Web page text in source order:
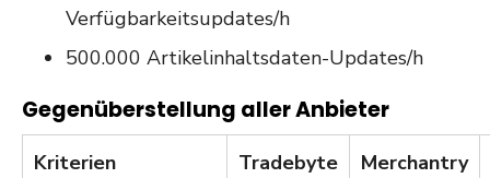
Verfügbarkeitsupdates/h
500.000 Artikelinhaltsdaten-Updates/h
Gegenüberstellung aller Anbieter
Kriterien Tradebyte Merchantry